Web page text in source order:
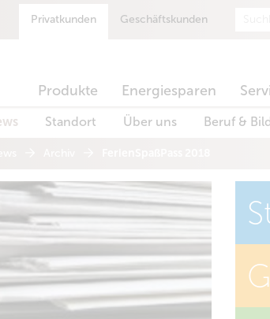
Privatkunden Geschäftskunden
Produkte Energiesparen
Standort Über uns Beruf &